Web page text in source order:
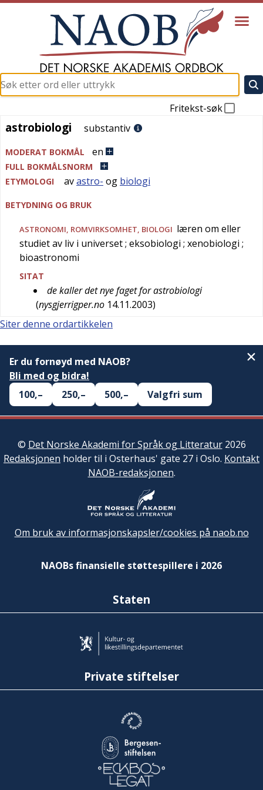
Fritekst-søk
astrobiologi
astrobiologi substantiv
MODERAT BOKMÅL en
FULL BOKMÅLSNORM
ETYMOLOGI
avastro- og biologi
BETYDNING OG BRUK
ASTRONOMI, ROMVIRKSOMHET, BIOLOGI læren om eller
studiet av liv i universet; eksobiologi ; xenobiologi ;
bioastronomi
SITAT
de kaller det nye faget for astrobiologi
(nysgjerrigper.no 14.11.2003)
Siter denne ordartikkelen
Er du fornøyd med NAOB?
Bli med og bidra!
100,–
250,– 500,– Valgfri sum
© Det Norske Akademi for Språk og Litteratur2026
Redaksjonen holder til i Osterhaus' gate 27 i Oslo. Kontakt
NAOB-redaksjonen.
Om bruk av informasjonskapsler/cookies på naob.no
NAOBs finansielle støttespillere i 2026
Staten
Private stiftelser